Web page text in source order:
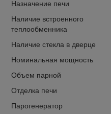
Назначение печи
Наличие встроенного
теплообменника
Наличие стекла в дверце
Номинальная мощность
Объем парной
Отделка печи
Парогенератор